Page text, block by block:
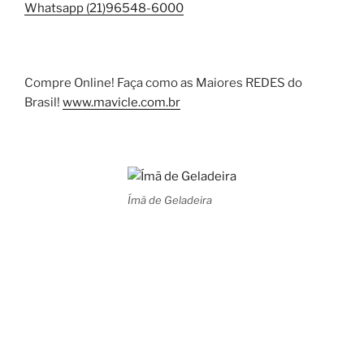
Whatsapp (21)96548-6000
Compre Online! Faça como as Maiores REDES do
Brasil! www.mavicle.com.br
Ímã de Geladeira